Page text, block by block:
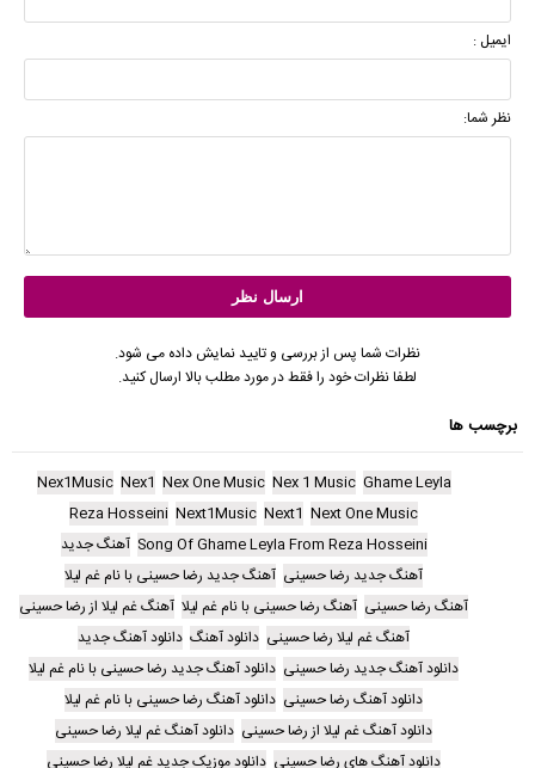
ایمیل :
نظر شما:
نظرات شما پس از بررسی و تایید نمایش داده می شود.
لطفا نظرات خود را فقط در مورد مطلب بالا ارسال کنید.
برچسب ها
Ghame Leyla
Nex 1 Music
Nex One Music
Nex1
Nex1Music
Next One Music
Next1
Next1Music
Reza Hosseini
Song Of Ghame Leyla From Reza Hosseini آهنگ جدید
آهنگ جدید رضا حسینی آهنگ جدید رضا حسینی با نام غم لیلا
آهنگ رضا حسینی آهنگ رضا حسینی با نام غم لیلا آهنگ غم لیلا از رضا حسینی
آهنگ غم لیلا رضا حسینی دانلود آهنگ دانلود آهنگ جدید
دانلود آهنگ جدید رضا حسینی دانلود آهنگ جدید رضا حسینی با نام غم لیلا
دانلود آهنگ رضا حسینی دانلود آهنگ رضا حسینی با نام غم لیلا
دانلود آهنگ غم لیلا از رضا حسینی دانلود آهنگ غم لیلا رضا حسینی
دانلود آهنگ های رضا حسینی دانلود موزیک جدید غم لیلا رضا حسینی